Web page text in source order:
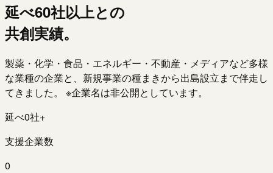
延べ60社以上との
共創実績。
製薬・化学・食品・エネルギー・不動産・メディアなど多様
な業種の企業と、新規事業の種まきから出島設立まで伴走し
てきました。 ※企業名は非公開としています。
延べ0社+
支援企業数
0